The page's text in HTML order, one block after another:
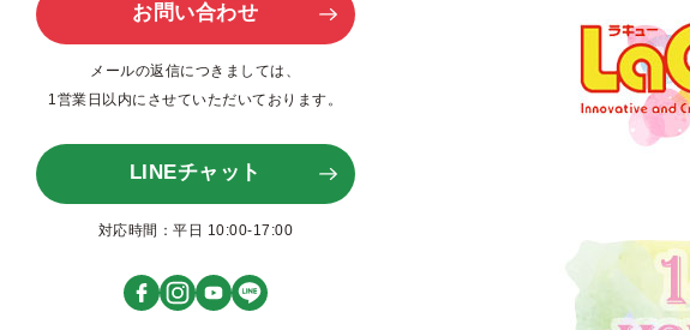
お問い合わせ
メールの返信につきましては、
1営業日以内にさせていただいております。
LINEチャット
対応時間：平日 10:00-17:00